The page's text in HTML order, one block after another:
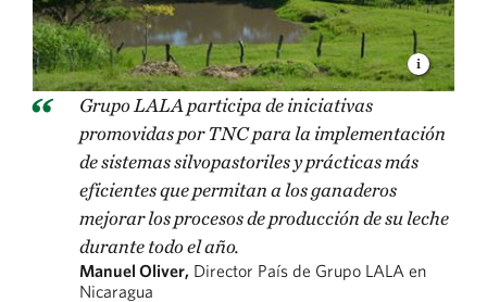
Grupo LALA participa de iniciativas
promovidas por TNC para la implementación
de sistemas silvopastoriles y prácticas más
eficientes que permitan a los ganaderos
mejorar los procesos de producción de su leche
durante todo el año.
Manuel Oliver, Director País de Grupo LALA en
Nicaragua